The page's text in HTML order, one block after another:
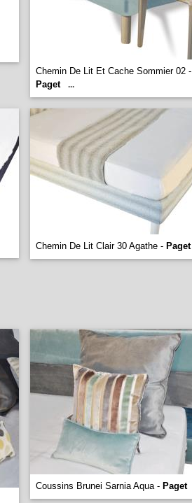
Chemin De Lit Et Cache Sommier 02 -
Paget
...
Chemin De Lit Clair 30 Agathe - Paget
Coussins Brunei Sarnia Aqua - Paget